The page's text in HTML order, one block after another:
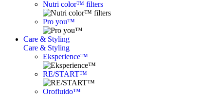
Nutri color™ filters
Pro you™
Care & Styling
Care & Styling
Eksperience™
RE/START™
Orofluido™